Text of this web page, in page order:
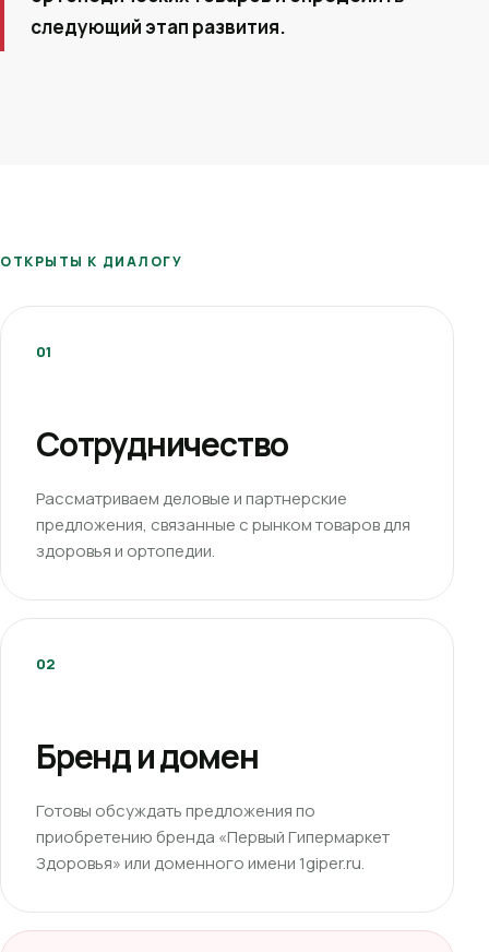
следующий этап развития.
ОТКРЫТЫ К ДИАЛОГУ
01
Сотрудничество
Рассматриваем деловые и партнерские
предложения, связанные с рынком товаров для
здоровья и ортопедии.
02
Бренд и домен
Готовы обсуждать предложения по
приобретению бренда «Первый Гипермаркет
Здоровья» или доменного имени 1giper.ru.